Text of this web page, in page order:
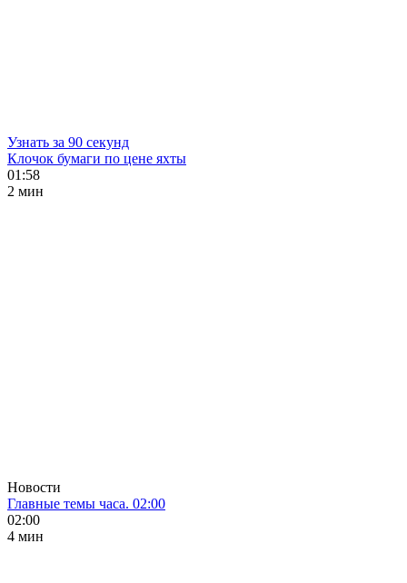
Узнать за 90 секунд
Клочок бумаги по цене яхты
01:58
2 мин
Новости
Главные темы часа. 02:00
02:00
4 мин